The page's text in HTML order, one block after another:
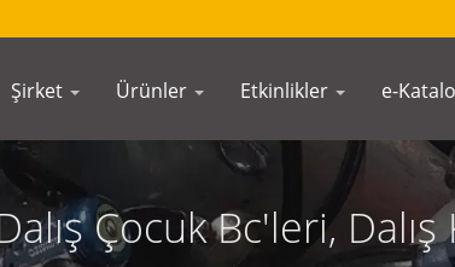
Şirket Ürünler Etkinlikler e-
Çocuk Bc'leri, Dalış